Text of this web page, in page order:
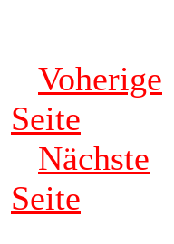
Voherige
Seite
Nächste
Seite